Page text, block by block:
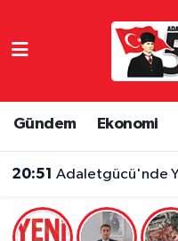
Gündem Ekonomi
20:51 Adaletgücü'nde
Dünya
Adana Nöbetçi
Adana Trafik